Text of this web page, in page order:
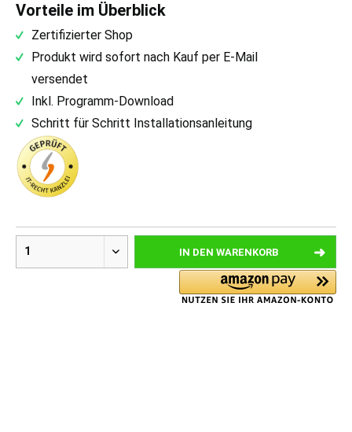
Vorteile im Überblick
Zertifizierter Shop
Produkt wird sofort nach Kauf per E-Mail
versendet
Inkl. Programm-Download
Schritt für Schritt Installationsanleitung
IN DEN WARENKORB